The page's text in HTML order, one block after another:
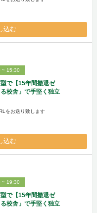
込む
~ 15:30
で【15年間撤退ゼ
校舎」で手堅く独立
をお送り致します
込む
~ 19:30
で【15年間撤退ゼ
校舎」で手堅く独立